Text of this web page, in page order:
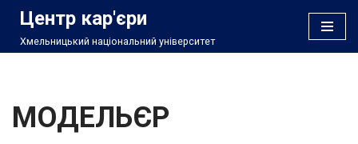
Перейти
Центр кар'єри
Хмельницький національний університет
МОДЕЛЬЄР